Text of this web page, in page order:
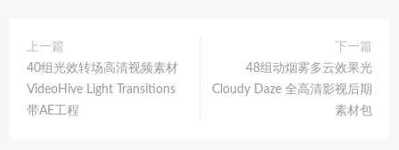
上一篇
40组光效转场高清视频素材
VideoHive Light Transitions
带AE工程
下一篇
48组动烟雾多云效果光
Cloudy Daze 全高清影视后期
素材包